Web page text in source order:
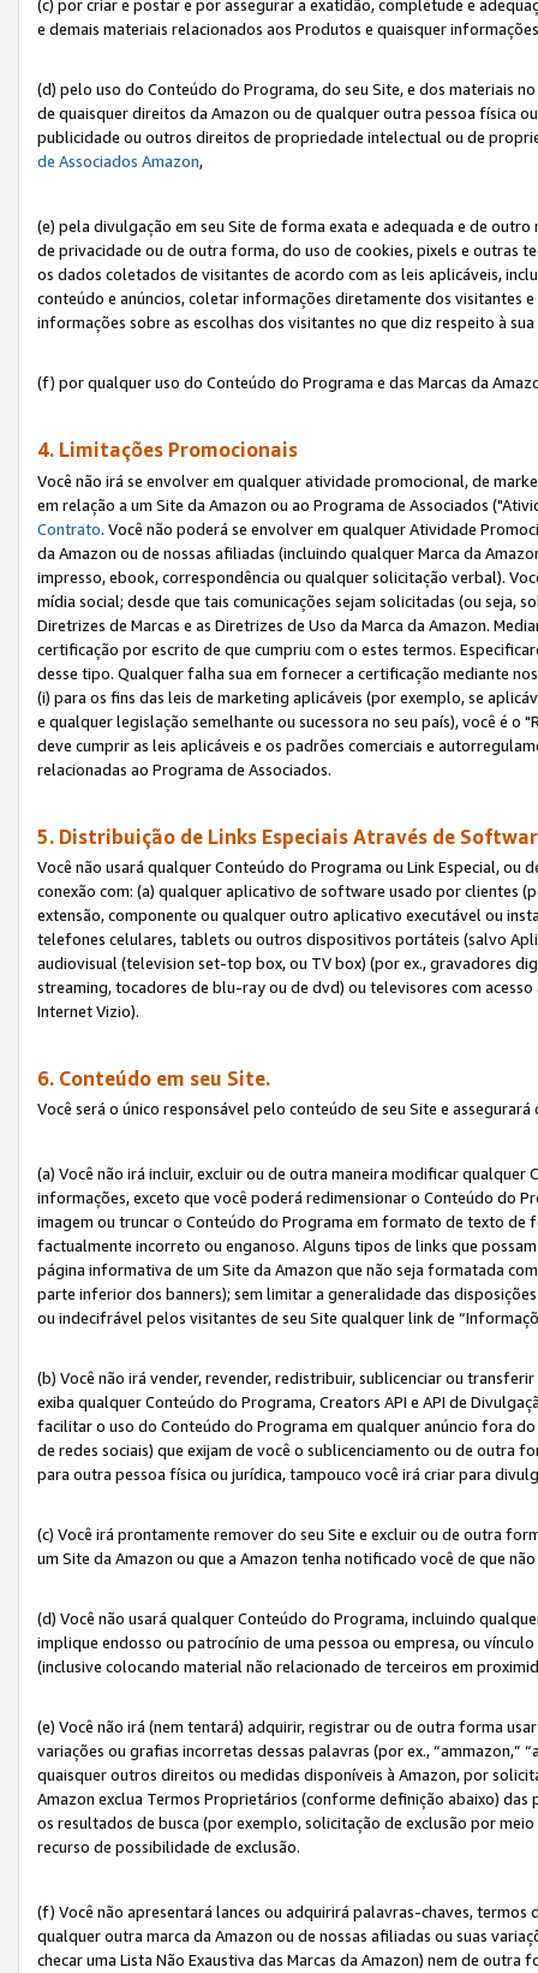
(c) por criar e postar e por assegurar a exatidão, completude e
e demais materiais relacionados aos Produtos e quaisquer
(d) pelo uso do Conteúdo do Programa, do seu Site, e dos materiais
de quaisquer direitos da Amazon ou de qualquer outra pessoa física
publicidade ou outros direitos de propriedade intelectual ou de
de Associados Amazon,
(e) pela divulgação em seu Site de forma exata e adequada e de
de privacidade ou de outra forma, do uso de cookies, pixels e outras
os dados coletados de visitantes de acordo com as leis aplicáveis,
conteúdo e anúncios, coletar informações diretamente dos visitantes
informações sobre as escolhas dos visitantes no que diz respeito à
(f) por qualquer uso do Conteúdo do Programa e das Marcas da
4. Limitações Promocionais
Você não irá se envolver em qualquer atividade promocional, de
em relação a um Site da Amazon ou ao Programa de Associados
Contrato. Você não poderá se envolver em qualquer Atividade
da Amazon ou de nossas afiliadas (incluindo qualquer Marca da
impresso, ebook, correspondência ou qualquer solicitação verbal).
mídia social; desde que tais comunicações sejam solicitadas (ou seja,
Diretrizes de Marcas e as Diretrizes de Uso da Marca da Amazon.
certificação por escrito de que cumpriu com o estes termos.
desse tipo. Qualquer falha sua em fornecer a certificação mediante
(i) para os fins das leis de marketing aplicáveis (por exemplo, se
e qualquer legislação semelhante ou sucessora no seu país), você é o
deve cumprir as leis aplicáveis e os padrões comerciais e
relacionadas ao Programa de Associados.
5. Distribuição de Links Especiais Através de
Você não usará qualquer Conteúdo do Programa ou Link Especial,
conexão com: (a) qualquer aplicativo de software usado por clientes
extensão, componente ou qualquer outro aplicativo executável ou
telefones celulares, tablets ou outros dispositivos portáteis (salvo
audiovisual (television set-top box, ou TV box) (por ex., gravadores
streaming, tocadores de blu-ray ou de dvd) ou televisores com
Internet Vizio).
6. Conteúdo em seu Site.
Você será o único responsável pelo conteúdo de seu Site e assegurará
(a) Você não irá incluir, excluir ou de outra maneira modificar
informações, exceto que você poderá redimensionar o Conteúdo do
imagem ou truncar o Conteúdo do Programa em formato de texto
factualmente incorreto ou enganoso. Alguns tipos de links que
página informativa de um Site da Amazon que não seja formatada
parte inferior dos banners); sem limitar a generalidade das
ou indecifrável pelos visitantes de seu Site qualquer link de
(b) Você não irá vender, revender, redistribuir, sublicenciar ou
exiba qualquer Conteúdo do Programa, Creators API e API de
facilitar o uso do Conteúdo do Programa em qualquer anúncio fora
de redes sociais) que exijam de você o sublicenciamento ou de outra
para outra pessoa física ou jurídica, tampouco você irá criar para
(c) Você irá prontamente remover do seu Site e excluir ou de outra
um Site da Amazon ou que a Amazon tenha notificado você de que
(d) Você não usará qualquer Conteúdo do Programa, incluindo
implique endosso ou patrocínio de uma pessoa ou empresa, ou
(inclusive colocando material não relacionado de terceiros em
(e) Você não irá (nem tentará) adquirir, registrar ou de outra forma
variações ou grafias incorretas dessas palavras (por ex., “ammazon,”
quaisquer outros direitos ou medidas disponíveis à Amazon, por
Amazon exclua Termos Proprietários (conforme definição abaixo)
os resultados de busca (por exemplo, solicitação de exclusão por
recurso de possibilidade de exclusão.
(f) Você não apresentará lances ou adquirirá palavras-chaves,
qualquer outra marca da Amazon ou de nossas afiliadas ou suas
checar uma Lista Não Exaustiva das Marcas da Amazon) nem de